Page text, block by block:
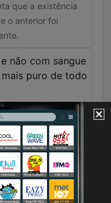
que a existência
o anterior foi
não com sangue
mais puro de todo
a natureza divina e
de Cristo para a
tem que ter
a comida